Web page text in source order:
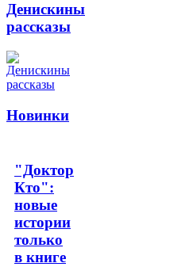
Денискины
рассказы
Новинки
"Доктор
Кто":
новые
истории
только
в книге